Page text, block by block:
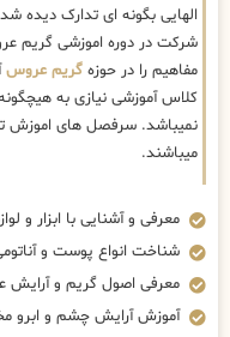
الهایی بگونه ای تدارک دیده
شرکت در دوره اموزشی گریم
مفاهیم را در حوزه گریم عروس
کلاس آموزشی نیازی به
نمیباشد. سرفصل های اموزش
میباشند.
معرفی و آشنایی با ابزار و
شناخت انواع پوست و
معرفی اصول گریم و
آموزش آرایش چشم و